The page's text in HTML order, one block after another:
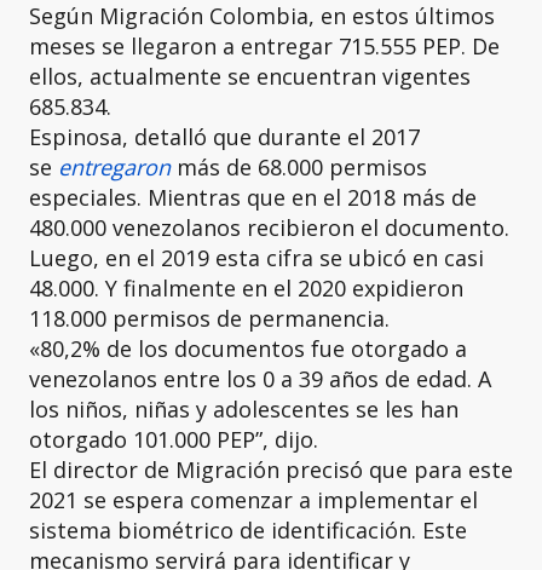
Según Migración Colombia, en estos últimos
meses se llegaron a entregar 715.555 PEP. De
ellos, actualmente se encuentran vigentes
685.834.
Espinosa, detalló que durante el 2017
se entregaronmás de 68.000 permisos
especiales. Mientras que en el 2018 más de
480.000 venezolanos recibieron el documento.
Luego, en el 2019 esta cifra se ubicó en casi
48.000. Y finalmente en el 2020 expidieron
118.000 permisos de permanencia.
«80,2% de los documentos fue otorgado a
venezolanos entre los 0 a 39 años de edad. A
los niños, niñas y adolescentes se les han
otorgado 101.000 PEP”, dijo.
El director de Migración precisó que para este
2021 se espera comenzar a implementar el
sistema biométrico de identificación. Este
mecanismo servirá para identificar y